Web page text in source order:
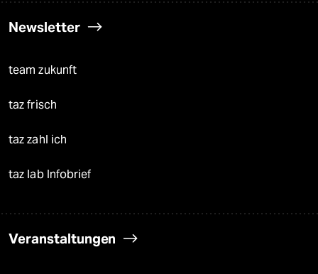
Newsletter
team zukunft
taz frisch
taz zahl ich
taz lab Infobrief
Veranstaltungen